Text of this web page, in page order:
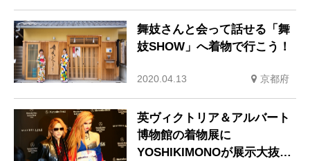
売中！
舞妓さんと会って話せる「舞
妓SHOW」へ着物で行こう！
2020.04.13 京都府
英ヴィクトリア＆アルバート
博物館の着物展に
YOSHIKIMONOが展示大抜